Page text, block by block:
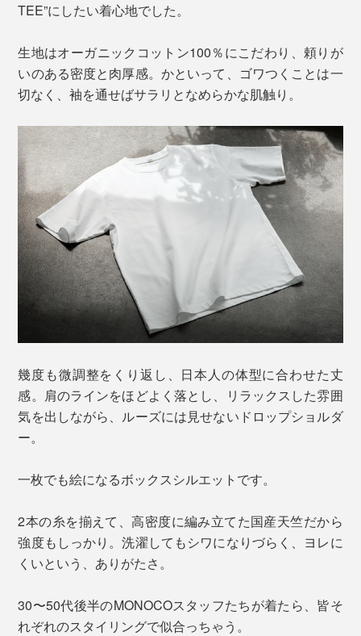
TEE”にしたい着心地でした。
生地はオーガニックコットン100％にこだわり、頼りが
いのある密度と肉厚感。かといって、ゴワつくことは一
切なく、袖を通せばサラリとなめらかな肌触り。
幾度も微調整をくり返し、日本人の体型に合わせた丈
感。肩のラインをほどよく落とし、リラックスした雰囲
気を出しながら、ルーズには見せないドロップショルダ
ー。
一枚でも絵になるボックスシルエットです。
2本の糸を揃えて、高密度に編み立てた国産天竺だから
強度もしっかり。洗濯してもシワになりづらく、ヨレに
くいという、ありがたさ。
30〜50代後半のMONOCOスタッフたちが着たら、皆そ
れぞれのスタイリングで似合っちゃう。